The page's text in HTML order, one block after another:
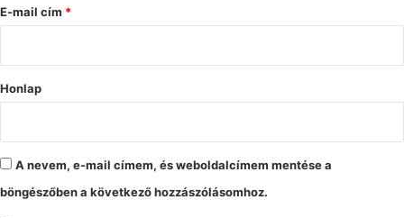
s
E-mail cím *
Honlap
A nevem, e-mail címem, és weboldalcímem mentése a
böngészőben a következő hozzászólásomhoz.